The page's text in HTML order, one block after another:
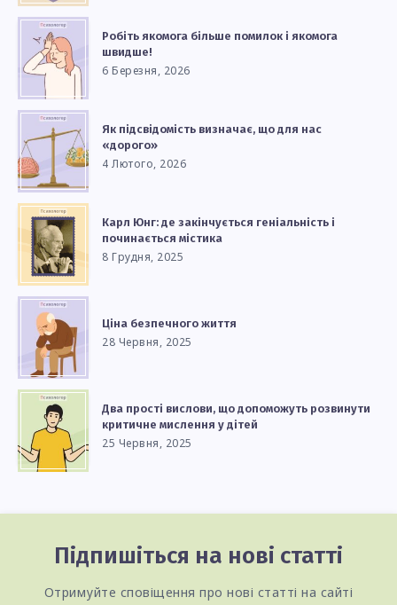
Робіть якомога більше помилок і якомога
швидше!
6 Березня, 2026
Як підсвідомість визначає, що для нас
«дорого»
4 Лютого, 2026
Карл Юнг: де закінчується геніальність і
починається містика
8 Грудня, 2025
Ціна безпечного життя
28 Червня, 2025
Два прості вислови, що допоможуть розвинути
критичне мислення у дітей
25 Червня, 2025
Підпишіться на нові статті
Отримуйте сповіщення про нові статті на сайті